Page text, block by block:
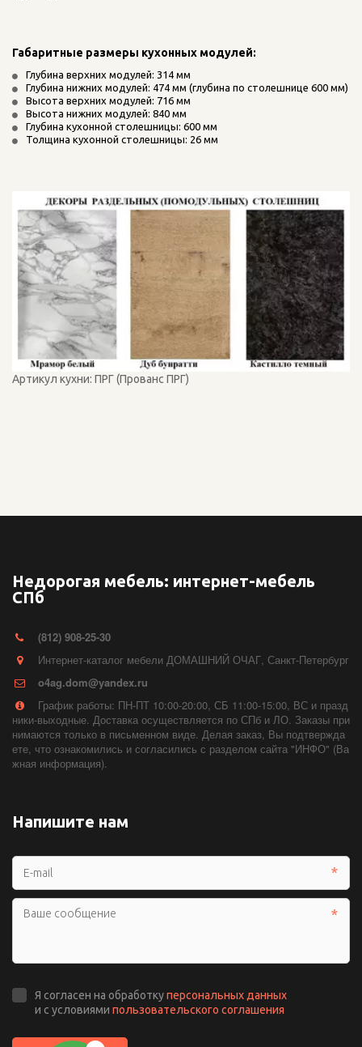
Габаритные размеры кухонных модулей:
Глубина верхних модулей: 314 мм
Глубина нижних модулей: 474 мм (глубина по столешнице 600 мм)
Высота верхних модулей: 716 мм
Высота нижних модулей: 840 мм
Глубина кухонной столешницы: 600 мм
Толщина кухонной столешницы: 26 мм
Артикул кухни: ПРГ (Прованс ПРГ)
Недорогая мебель: интернет-мебель
СПб
(812) 908-25-30
Интернет-каталог мебели ДОМАШНИЙ ОЧАГ, Санкт-Петербург
o4ag.dom@yandex.ru
График работы: ПН-ПТ 10:00-20:00, СБ 11:00-15:00, ВС и празд
ники-выходные. Доставка осуществляется по СПб и ЛО. Заказы при
нимаются только в письменном виде. Делая заказ, Вы подтвержда
ете, что ознакомились и согласились с разделом сайта "ИНФО" (Ва
жная информация).
Напишите нам
*
*
Я согласен на обработкуперсональных данных
и с условиями пользовательского соглашения